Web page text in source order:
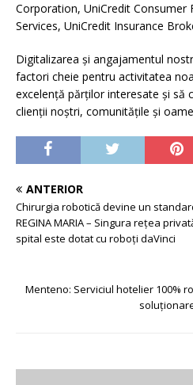
Corporation, UniCredit Consumer
Services, UniCredit Insurance
Digitalizarea și angajamentul
factori cheie pentru activitatea
excelență părților interesate și să
clienții noștri, comunitățile și
ANTERIOR
Chirurgia robotică devine un
REGINA MARIA – Singura rețea
spital este dotat cu roboți daVinci
Menteno: Serviciul hotelier 100%